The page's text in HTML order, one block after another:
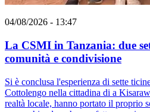
04/08/2026 - 13:47
La CSMI in Tanzania: due
comunità e condivisione
Si è conclusa l'esperienza di sette
Cottolengo nella cittadina di a
realtà locale, hanno portato il proprio